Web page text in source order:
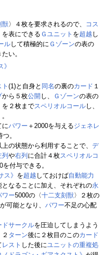
獣〉４枚を要求されるので、
コス
を表にできる Ｇユニット を超越 し
ルして積極的に Ｇゾーンの表の
い。
(1)と自身と 同名の裏のカード １
から５枚公開 し、 Ｇゾーンの表の
を２枚までスペリオルコールし、
にパワー ＋2000を与えるジェネレ
つ。
の状態から利用することで、 デ
列 や右列 に合計４枚スペリオルコ
を付与できる。
ス》 を超越 しておけば自動能力
となることに加え、それぞれの永
ワー5000の〈十二支刻獣〉２枚の
可能となり、 パワー不足の心配
ドサークルを圧迫してしまうよう
ターン後に２枚目のこのカード
レスト した後にユニットの重複処